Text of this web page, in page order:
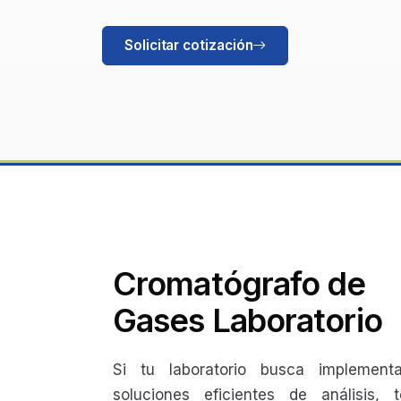
Solicitar cotización
Cromatógrafo de
Gases Laboratorio
Si tu laboratorio busca
soluciones eficientes de análisis,